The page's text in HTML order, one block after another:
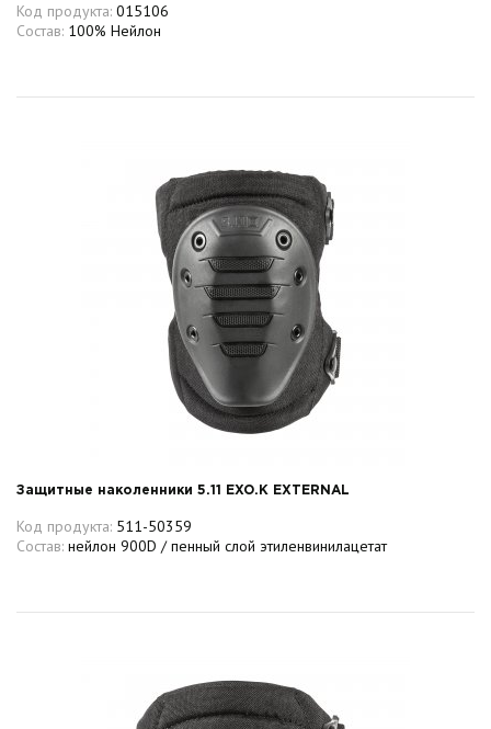
Код продукта: 015106
Состав: 100% Нейлон
Защитные наколенники 5.11 EXO.K EXTERNAL
Код продукта: 511-50359
Состав: нейлон 900D / пенный слой этиленвинилацетат